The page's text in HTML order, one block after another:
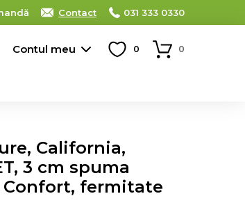
Contact 031 333 0330
Contul meu 0 0
California,
3 cm spuma
Confort, fermitate